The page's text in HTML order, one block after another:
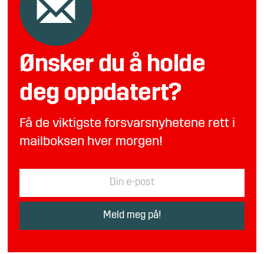
Ønsker du å holde
deg oppdatert?
Få de viktigste forsvarsnyhetene rett i
mailboksen hver morgen!